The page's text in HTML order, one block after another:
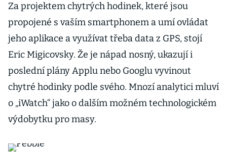
Za projektem chytrých hodinek, které jsou
propojené s vaším smartphonem a umí ovládat
jeho aplikace a využívat třeba data z GPS, stojí
Eric Migicovsky. Že je nápad nosný, ukazují i
poslední plány Applu nebo Googlu vyvinout
chytré hodinky podle svého. Mnozí analytici mluví
o „iWatch“ jako o dalším možném technologickém
výdobytku pro masy.